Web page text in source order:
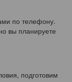
по телефону.
вы планируете
подготовим